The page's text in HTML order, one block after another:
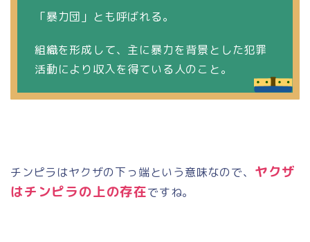
「暴力団」とも呼ばれる。
組織を形成して、主に暴力を背景とした犯罪
活動により収入を得ている人のこと。
チンピラはヤクザの下っ端という意味なので、 ヤクザ
はチンピラの上の存在ですね。